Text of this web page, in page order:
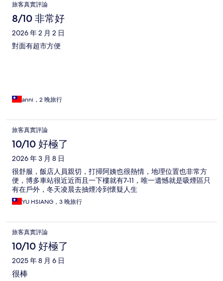
旅客真實評論
8/10 非常好
2026 年 2 月 2 日
對面有超市方便
anni，2 晚旅行
旅客真實評論
10/10 好極了
2026 年 3 月 8 日
很舒服，飯店人員親切，打掃阿姨也很熱情，地理位置也非常方
便，博多車站很近近而且一下樓就有7-11，唯一遺憾就是吸煙區只
有在戶外，冬天凌晨去抽煙冷到懷疑人生
YU HSIANG，3 晚旅行
旅客真實評論
10/10 好極了
2025 年 8 月 6 日
很棒